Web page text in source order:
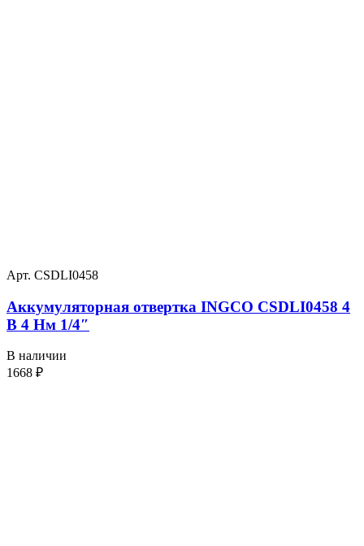
Арт. CSDLI0458
Аккумуляторная отвертка INGCO CSDLI0458 4
В 4 Нм 1/4″
В наличии
1668 ₽